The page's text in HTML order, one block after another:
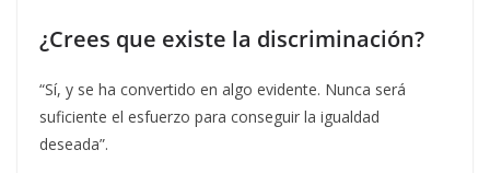
¿Crees que existe la discriminación?
“Sí, y se ha convertido en algo evidente. Nunca será
suficiente el esfuerzo para conseguir la igualdad
deseada”.